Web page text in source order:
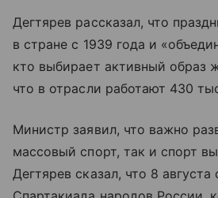
Дегтярев рассказал, что
в стране с 1939 года и
кто выбирает активный образ
что в отрасли работают 430
Министр заявил, что важно
массовый спорт, так и спорт
Дегтярев сказал, что 8 августа